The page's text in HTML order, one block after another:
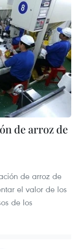
de arroz de
de arroz de
el valor de los
de los